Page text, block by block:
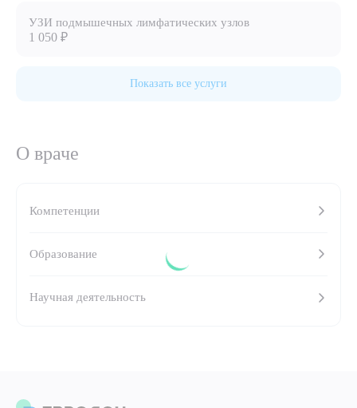
УЗИ подмышечных лимфатических узлов
1 050 ₽
Показать все услуги
О враче
Компетенции
Образование
Научная деятельность
Выберите сопутствующую услугу